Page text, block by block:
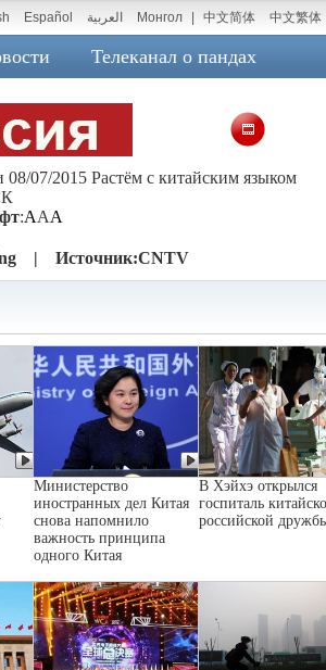
Español العربية Монгол 中文简体 中文繁体
Телеканал о пандах
08/07/2015 Растём с китайским языком
:AAA
| Источник:CNTV
Министерство
иностранных дел Китая
снова напомнило
важность принципа
одного Китая
В Хэйхэ открылся
госпиталь
российской